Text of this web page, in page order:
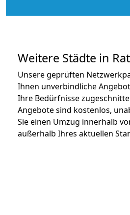
Weitere Städte in
Unsere geprüften
Ihnen unverbindliche
Ihre Bedürfnisse
Angebote sind kostenlos,
Sie einen Umzug innerhalb
außerhalb Ihres aktuellen